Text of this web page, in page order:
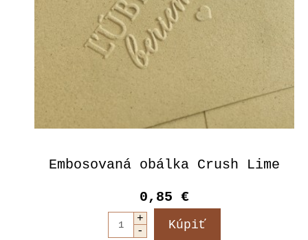
Embosovaná obálka Crush Lime
0,85 €